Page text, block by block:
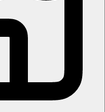
hod.)
24.00 hod.)